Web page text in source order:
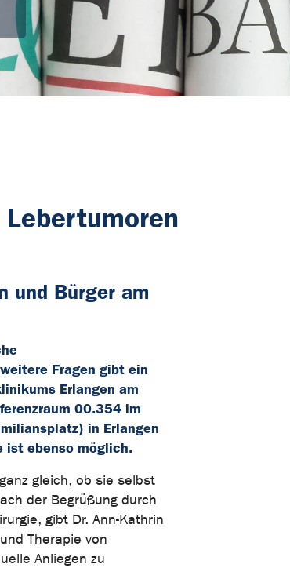
und Bürger am
Fragen gibt ein
Erlangen am
00.354 im
in Erlangen
ist ebenso möglich.
gleich, ob sie selbst
der Begrüßung durch
gibt Dr. Ann-Kathrin
Therapie von
Anliegen zu